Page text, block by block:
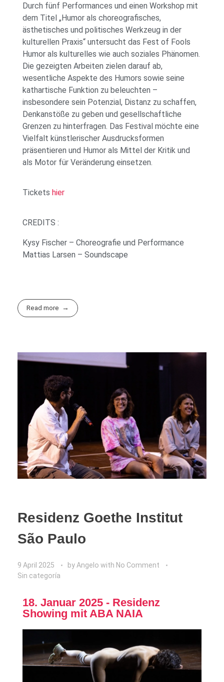
Durch fünf Performances und einen Workshop mit
dem Titel „Humor als choreografisches,
ästhetisches und politisches Werkzeug in der
kulturellen Praxis“ untersucht das Fest of Fools
Humor als kulturelles wie auch soziales Phänomen.
Die gezeigten Arbeiten zielen darauf ab,
wesentliche Aspekte des Humors sowie seine
kathartische Funktion zu beleuchten –
insbesondere sein Potenzial, Distanz zu schaffen,
Denkanstöße zu geben und gesellschaftliche
Grenzen zu hinterfragen. Das Festival möchte eine
Vielfalt künstlerischer Ausdrucksformen
präsentieren und Humor als Mittel der Kritik und
als Motor für Veränderung einsetzen.
Tickets hier
CREDITS :
Kysy Fischer – Choreografie und Performance
Mattias Larsen – Soundscape
Read more
Residenz Goethe Institut
São Paulo
9 April 2025 byAngelo with No Comment
Sin categoría
18. Januar 2025 - Residenz
Showing mit ABA NAIA